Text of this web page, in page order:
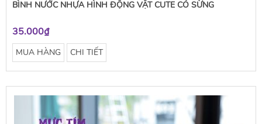
BÌNH NƯỚC NHỰA HÌNH ĐỘNG VẬT CUTE CÓ SỪNG
35.000₫
MUA HÀNG CHI TIẾT